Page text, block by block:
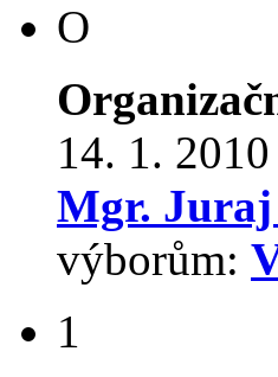
O
14. 1.
Mgr. Juraj
výborům:
1